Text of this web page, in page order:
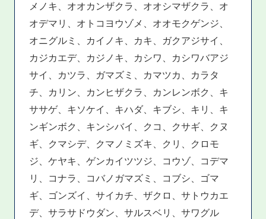
メノキ、オオカンザクラ、オオシマザクラ、オ
オデマリ、オトコヨウゾメ、オオモクゲンジ、
オニグルミ、カイノキ、カキ、ガクアジサイ、
カジカエデ、カジノキ、カシワ、カシワバアジ
サイ、カツラ、ガマズミ、カマツカ、カラタ
チ、カリン、カンヒザクラ、カンレンボク、キ
ササゲ、キソケイ、キハダ、キブシ、キリ、キ
ンギンボク、キンシバイ、クコ、クサギ、クヌ
ギ、クマシデ、クマノミズキ、クリ、クロモ
ジ、ケヤキ、ゲンカイツツジ、コウゾ、コデマ
リ、コナラ、コバノガマズミ、コブシ、ゴマ
ギ、ゴンズイ、サイカチ、ザクロ、サトウカエ
デ、サラサドウダン、サルスベリ、サワグル